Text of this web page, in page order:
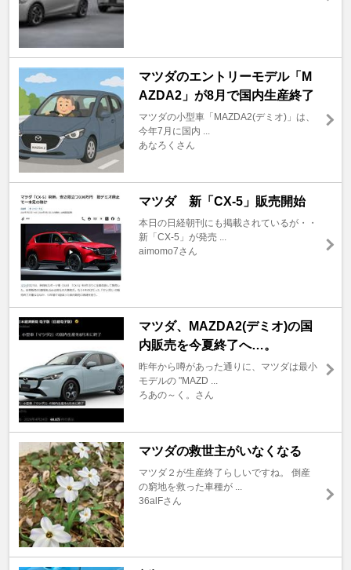
マツダのエントリーモデル「M
AZDA2」が8月で国内生産終了
マツダの小型車「MAZDA2(デミオ)」は、
今年7月に国内 ...
あなろくさん
マツダ 新「CX-5」販売開始
本日の日経朝刊にも掲載されているが・・
新「CX-5」が発売 ...
aimomo7さん
マツダ、MAZDA2(デミオ)の国
内販売を今夏終了へ…。
昨年から噂があった通りに、マツダは最小
モデルの "MAZD ...
ろあの～く。さん
マツダの救世主がいなくなる
マツダ２が生産終了らしいですね。 倒産
の窮地を救った車種が ...
36alFさん